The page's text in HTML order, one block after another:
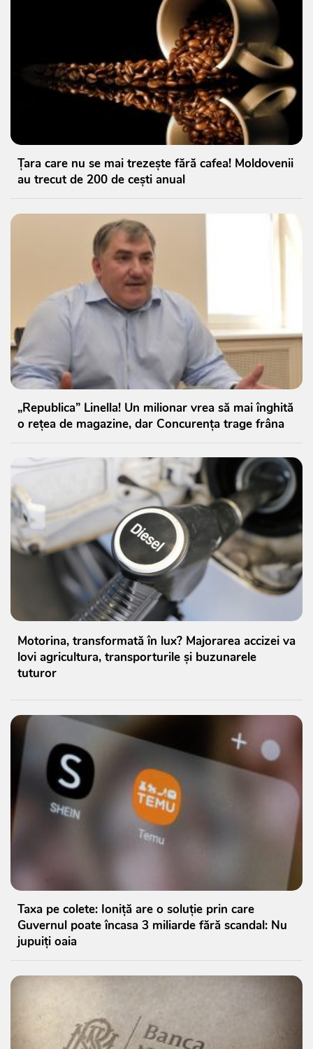
Țara care nu se mai trezește fără cafea! Moldovenii
au trecut de 200 de cești anual
„Republica” Linella! Un milionar vrea să mai înghită
o rețea de magazine, dar Concurența trage frâna
Motorina, transformată în lux? Majorarea accizei va
lovi agricultura, transporturile și buzunarele
tuturor
Taxa pe colete: Ioniță are o soluție prin care
Guvernul poate încasa 3 miliarde fără scandal: Nu
jupuiți oaia